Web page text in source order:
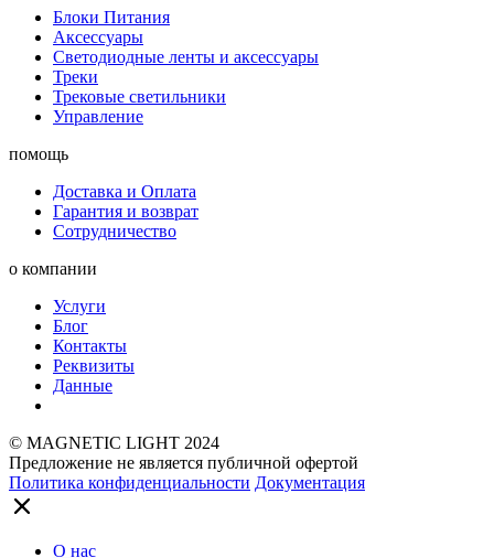
Блоки Питания
Аксессуары
Светодиодные ленты и аксессуары
Треки
Трековые светильники
Управление
помощь
Доставка и Оплата
Гарантия и возврат
Сотрудничество
о компании
Услуги
Блог
Контакты
Реквизиты
Данные
© MAGNETIC LIGHT 2024
Предложение не является публичной офертой
Политика конфиденциальности Документация
О нас